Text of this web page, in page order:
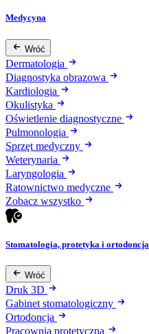
Medycyna
Wróć
Dermatologia
Diagnostyka obrazowa
Kardiologia
Okulistyka
Oświetlenie diagnostyczne
Pulmonologia
Sprzęt medyczny
Weterynaria
Laryngologia
Ratownictwo medyczne
Zobacz wszystko
Stomatologia, protetyka i ortodoncja
Wróć
Druk 3D
Gabinet stomatologiczny
Ortodoncja
Pracownia protetyczna